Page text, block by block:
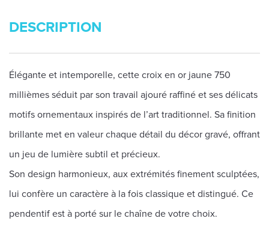
DESCRIPTION
Élégante et intemporelle, cette croix en or jaune 750
millièmes séduit par son travail ajouré raffiné et ses délicats
motifs ornementaux inspirés de l’art traditionnel. Sa finition
brillante met en valeur chaque détail du décor gravé, offrant
un jeu de lumière subtil et précieux.
Son design harmonieux, aux extrémités finement sculptées,
lui confère un caractère à la fois classique et distingué. Ce
pendentif est à porté sur le chaîne de votre choix.